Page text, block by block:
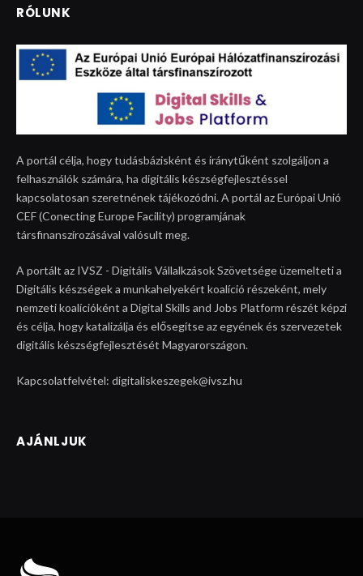
RÓLUNK
A portál célja, hogy tudásbázisként és iránytűként szolgáljon a
felhasználók számára, ha digitális készségfejlesztéssel
kapcsolatosan szeretnének tájékozódni. A portál az Európai Unió
CEF (Conecting Europe Facility) programjának
társfinanszírozásával valósult meg.
A portált az IVSZ - Digitális Vállalkzások Szövetsége üzemelteti a
Digitális készségek a munkahelyekért koalíció részeként, mely
nemzeti koalícióként a Digital Skills and Jobs Platform részét képzi
és célja, hogy katalizálja és elősegítse az egyének és szervezetek
digitális készségfejlesztését Magyarországon.
Kapcsolatfelvétel: digitaliskeszegek@ivsz.hu
AJÁNLJUK